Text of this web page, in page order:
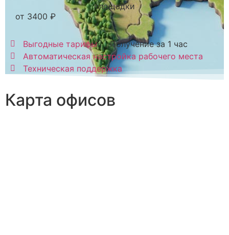
площадки
от 3400 ₽
Выгодные тарифы
Получение за 1 час
Автоматическая настройка рабочего места
Техническая поддержка
Карта офисов